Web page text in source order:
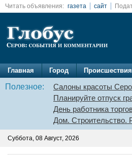
Читать объявления: газета сайт
Главная Город Происшествия
Полезное: Салоны красоты
Планируйте отпуск
День работника
Дом. Строительство.
Суббота, 08 Август, 2026